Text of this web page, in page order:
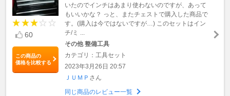
60
この商品の
価格を比較する
いたのでインチはあまり使わないのですが、あって
もいいかな？ っと、またチェストで購入した商品で
す。(購入は今ではないですが…) このセットはイン
チ/ミ ...
その他 整備工具
カテゴリ：工具セット
2023年3月26日 20:57
ＪＵＭＰ さん
同じ商品のレビュー一覧